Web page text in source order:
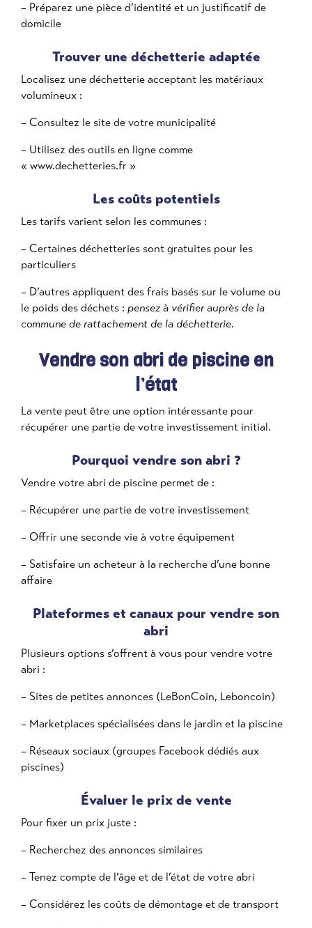
– Préparez une pièce d’identité et un justificatif de
domicile
Trouver une déchetterie adaptée
Localisez une déchetterie acceptant les matériaux
volumineux :
– Consultez le site de votre municipalité
– Utilisez des outils en ligne comme
« www.dechetteries.fr »
Les coûts potentiels
Les tarifs varient selon les communes :
– Certaines déchetteries sont gratuites pour les
particuliers
– D’autres appliquent des frais basés sur le volume ou
le poids des déchets : pensez à vérifier auprès de la
commune de rattachement de la déchetterie.
Vendre son abri de piscine en
l’état
La vente peut être une option intéressante pour
récupérer une partie de votre investissement initial.
Pourquoi vendre son abri ?
Vendre votre abri de piscine permet de :
– Récupérer une partie de votre investissement
– Offrir une seconde vie à votre équipement
– Satisfaire un acheteur à la recherche d’une bonne
affaire
Plateformes et canaux pour vendre son
abri
Plusieurs options s’offrent à vous pour vendre votre
abri :
– Sites de petites annonces (LeBonCoin, Leboncoin)
– Marketplaces spécialisées dans le jardin et la piscine
– Réseaux sociaux (groupes Facebook dédiés aux
piscines)
Évaluer le prix de vente
Pour fixer un prix juste :
– Recherchez des annonces similaires
– Tenez compte de l’âge et de l’état de votre abri
– Considérez les coûts de démontage et de transport